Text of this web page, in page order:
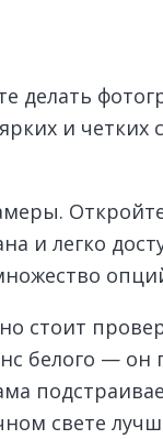
делать
и четких
и легко
стоит
белого —
свете